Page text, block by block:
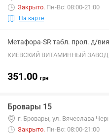
Закрыто. Пн-Вс: 08:00-21:00
На карте
Метафора-SR табл. прол. д/
КИЕВСКИЙ ВИТАМИННЫЙ ЗАВОД
351.00 грн
Бровары 15
г. Бровары, ул. Вячеслава
Закрыто. Пн-Вс: 08:00-21:00